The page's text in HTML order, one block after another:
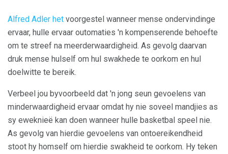
Alfred Adler het voorgestel wanneer mense ondervindinge
ervaar, hulle ervaar outomaties 'n kompenserende behoefte
om te streef na meerderwaardigheid. As gevolg daarvan
druk mense hulself om hul swakhede te oorkom en hul
doelwitte te bereik.
Verbeel jou byvoorbeeld dat 'n jong seun gevoelens van
minderwaardigheid ervaar omdat hy nie soveel mandjies as
sy eweknieë kan doen wanneer hulle basketbal speel nie.
As gevolg van hierdie gevoelens van ontoereikendheid
stoot hy homself om hierdie swakheid te oorkom. Hy teken